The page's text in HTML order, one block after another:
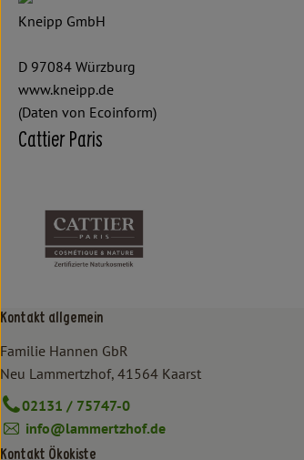
Kneipp GmbH
D 97084 Würzburg
www.kneipp.de
(Daten von Ecoinform)
Cattier Paris
Kontakt allgemein
Familie Hannen GbR
Neu Lammertzhof, 41564 Kaarst
02131 / 75747-0
info@lammertzhof.de
Kontakt Ökokiste